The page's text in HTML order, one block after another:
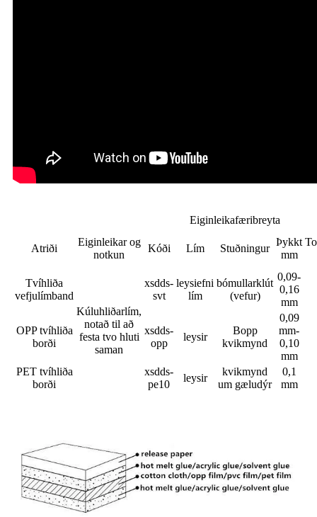
Eiginleikafæribreyta
Atriði
Eiginleikar og
notkun
Kóði Lím Stuðningur
Þykkt
mm
Tvíhliða
vefjulímband
Kúluhliðarlím,
notað til að
festa tvo hluti
saman
xsdds-
svt
leysiefni
lím
bómullarklút
(vefur)
0,09-
0,16
mm
OPP tvíhliða
borði
xsdds-
opp
leysir
Bopp
kvikmynd
0,09
mm-
0,10
mm
PET tvíhliða
borði
xsdds-
pe10
leysir
kvikmynd
um gæludýr
0,1
mm